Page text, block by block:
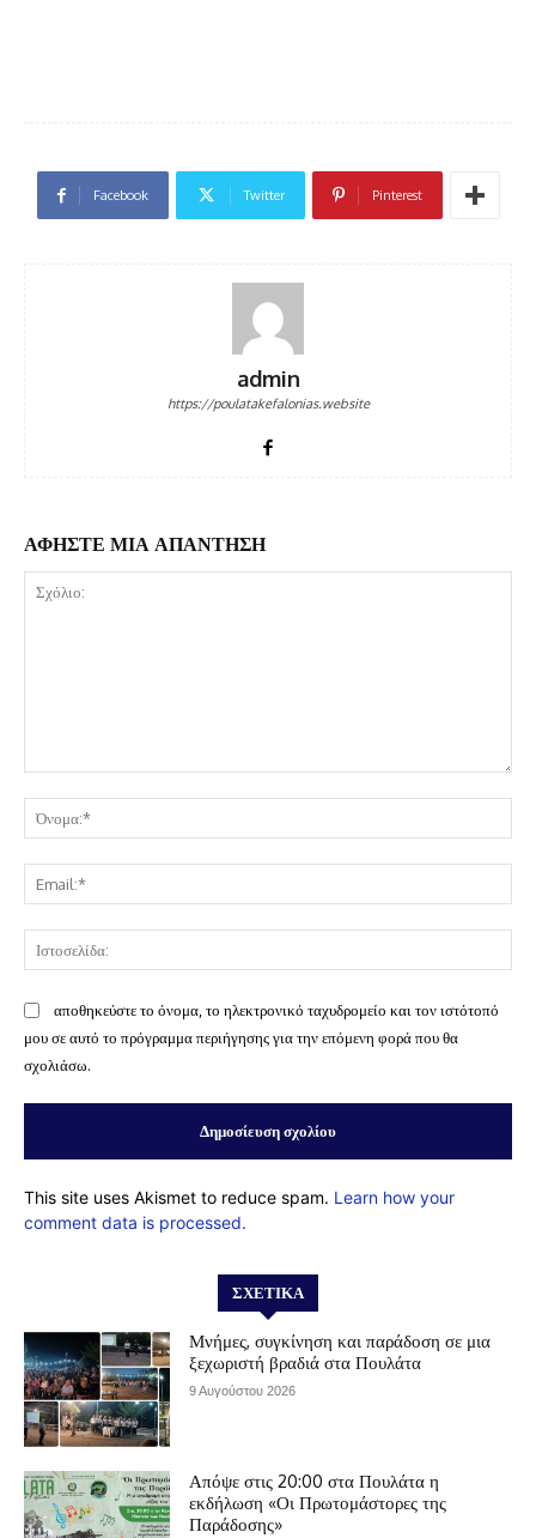
Facebook Twitter Pinterest
admin
https://poulatakefalonias.website
ΑΦΗΣΤΕ ΜΙΑ ΑΠΑΝΤΗΣΗ
αποθηκεύστε το όνομα, το ηλεκτρονικό ταχυδρομείο και τον ιστότοπό
μου σε αυτό το πρόγραμμα περιήγησης για την επόμενη φορά που θα
σχολιάσω.
This site uses Akismet to reduce spam. Learn how your
comment data is processed.
ΣΧΕΤΙΚΆ
Μνήμες, συγκίνηση και παράδοση σε μια
ξεχωριστή βραδιά στα Πουλάτα
9 Αυγούστου 2026
Απόψε στις 20:00 στα Πουλάτα η
εκδήλωση «Οι Πρωτομάστορες της
Παράδοσης»